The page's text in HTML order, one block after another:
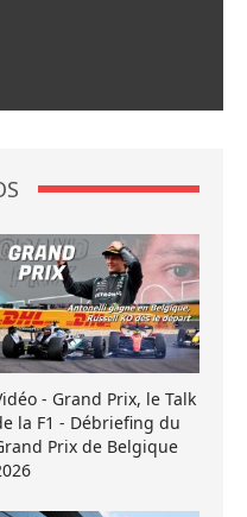
- Grand Prix, le Talk
la F1 - Débriefing du
Prix de Belgique